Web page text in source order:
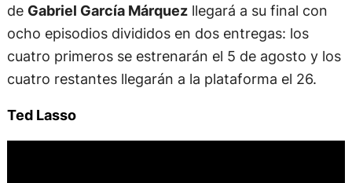
de Gabriel García Márquezllegará a su final con
ocho episodios divididos en dos entregas: los
cuatro primeros se estrenarán el 5 de agosto y los
cuatro restantes llegarán a la plataforma el 26.
Ted Lasso